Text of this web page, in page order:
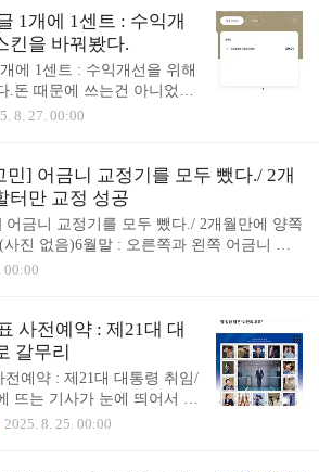
는 아무리 겨울이라도 다용
야 된다.
. 어찌보면 좀 무례해보이
을법한 회장님 스타일이다.
입. 하지만 영특한 상대를
인듯 하다. 사람 보는 눈이
같다.아찔한 순간도 있었
신거 같다. 웃는게 웃는게
타 영상과 게시물 캡쳐 ..
1개에 1센트 : 수익개
킨을 바꿔봤다.
에 1센트 : 수익개선을 위해
.돈 때문에 쓰는건 아니었지
이 받으면 좋은거 아닌가?
쓰기 문제가 아니라, 돈 때
런데.. 뭔가.심하게 망했다.
트밖에 안 된다.문득 6월에
투덜거렸던게 민망해진다.
써야 12센트가 될걸 생각해
싶다.'손목닥터9988' 열심히
것과 글은 또다른 이야기이
8. 27. 00:00
] 어금니 교정기를 모두 뺐다./ 2개
터만 교정 성공
어금니 교정기를 모두 뺐다./ 2개월만에 양쪽
진 없음)6월말 : 오른쪽과 왼쪽 어금니 교
정기 착용7월말 : 오른쪽 어금니 교정기 뺐
음.2개월만에 양쪽 어금니 교정 성공했다.
sound4u.tistory.com/6808 [초2 딸아이의 이빨
킹과 할터만 교정 고민/ 영구치 충치 치료
고민]- 유치 : 부정교합- 락킹과 할터만 교
료 (레진)# 유아기/ ..
00:00
사전예약 : 제21대 대
갈무리
예약 : 제21대 대통령 취임/
뜨는 기사가 눈에 띄어서 클
우표를 발행할 예정이라,
2025. 8. 25. 00:00